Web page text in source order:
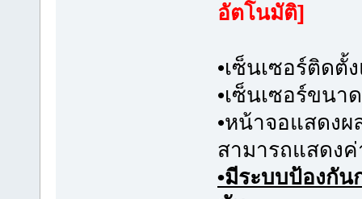
อัตโนมัติ]
•เซ็นเซอร์ติดตั้
•เซ็นเซอร์ขนา
•หน้าจอแสดงผ
สามารถแสดง
•มีระบบป้องกั